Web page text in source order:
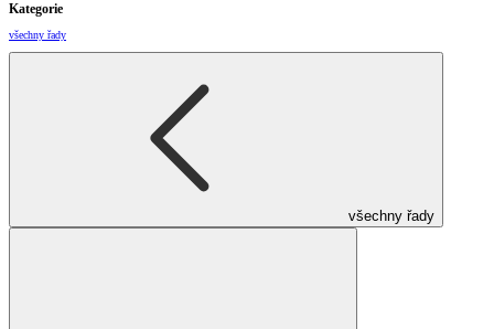
Kategorie
všechny řady
všechny řady